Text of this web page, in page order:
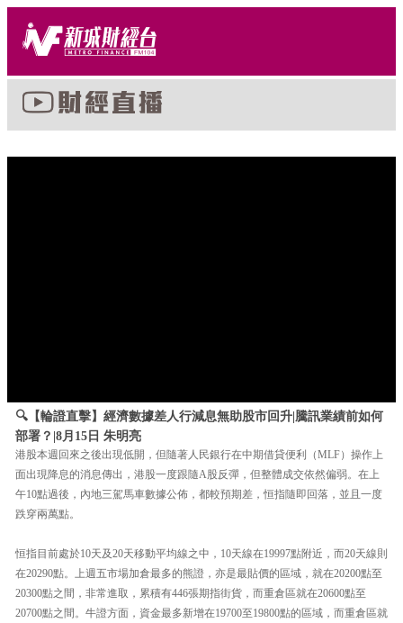
🔍【輪證直擊】經濟數據差人行減息無助股市回升|騰訊業績前如何
部署？|8月15日 朱明亮
港股本週回來之後出現低開，但隨著人民銀行在中期借貸便利（MLF）操作上
面出現降息的消息傳出，港股一度跟隨A股反彈，但整體成交依然偏弱。在上
午10點過後，內地三駕馬車數據公佈，都較預期差，恒指隨即回落，並且一度
跌穿兩萬點。
恒指目前處於10天及20天移動平均線之中，10天線在19997點附近，而20天線則
在20290點。上週五市場加倉最多的熊證，亦是最貼價的區域，就在20200點至
20300點之間，非常進取，累積有446張期指街貨，而重倉區就在20600點至
20700點之間。牛證方面，資金最多新增在19700至19800點的區域，而重倉區就